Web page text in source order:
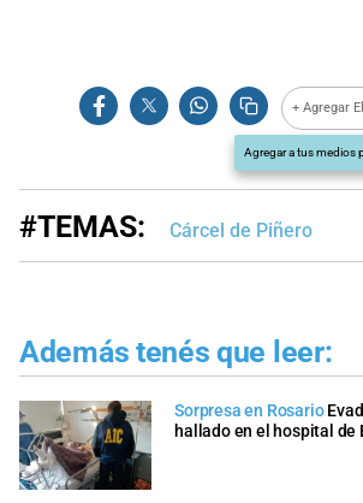
+ Agregar
Agregar a tus medios
#TEMAS: Cárcel de Piñero
Además tenés que leer:
Sorpresa en Rosario
hallado en el hospital de